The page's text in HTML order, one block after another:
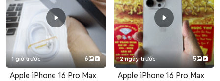
1 giờ trước 6
Apple iPhone 16 Pro Max
2 ngày trước 5
Apple iPhone 16 Pro Max